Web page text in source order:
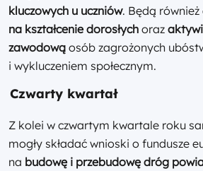
kluczowych u uczniów. Będą
na kształcenie dorosłych oraz
zawodową osób zagrożonych
i wykluczeniem społecznym.
Czwarty kwartał
Z kolei w czwartym kwartale roku
mogły składać wnioski o fundusze
na budowę i przebudowę dróg